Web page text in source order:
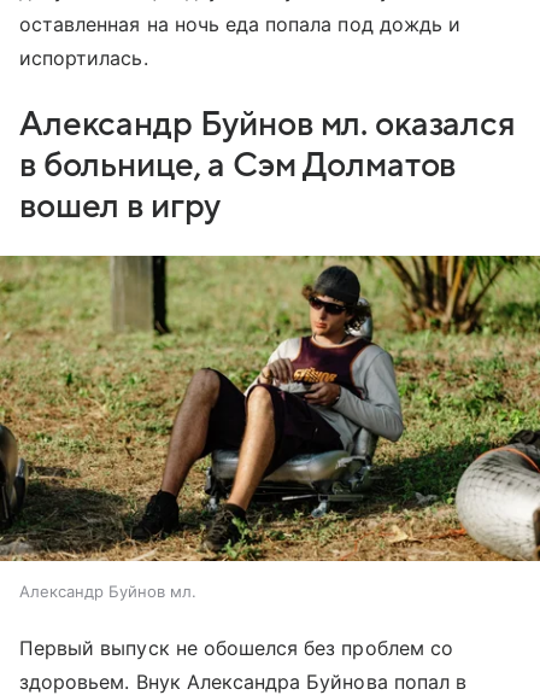
оставленная на ночь еда попала под дождь и
испортилась.
Александр Буйнов мл. оказался
в больнице, а Сэм Долматов
вошел в игру
Александр Буйнов мл.
Первый выпуск не обошелся без проблем со
здоровьем. Внук Александра Буйнова попал в